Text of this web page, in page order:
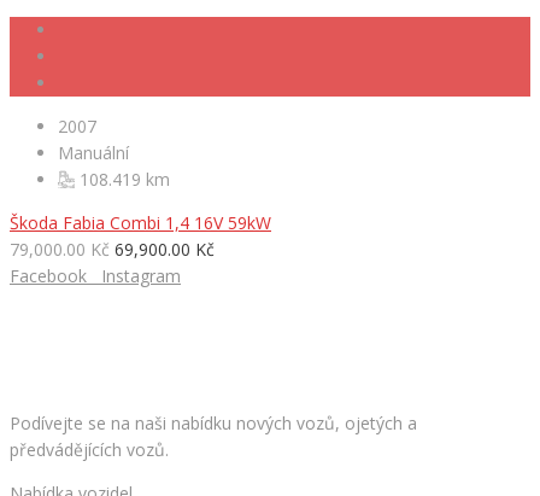
2007
Manuální
108.419 km
Škoda Fabia Combi 1,4 16V 59kW
79,000.00 Kč 69,900.00 Kč
Facebook
Instagram
Podívejte se na naši nabídku nových vozů, ojetých a
předvádějících vozů.